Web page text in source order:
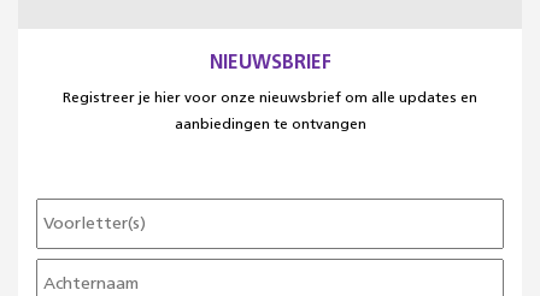
NIEUWSBRIEF
Registreer je hier voor onze nieuwsbrief om alle updates en
aanbiedingen te ontvangen